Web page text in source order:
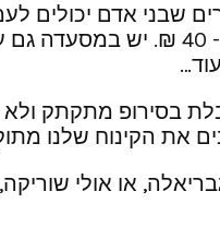
שבני אדם יכולים
השפתיים. למשל: בשרים החל מ- 40 (כבדי עוף) ועד 85 (פילה בקר)
בסירופ מתקתק
את הקינוח שלנו
או אולי